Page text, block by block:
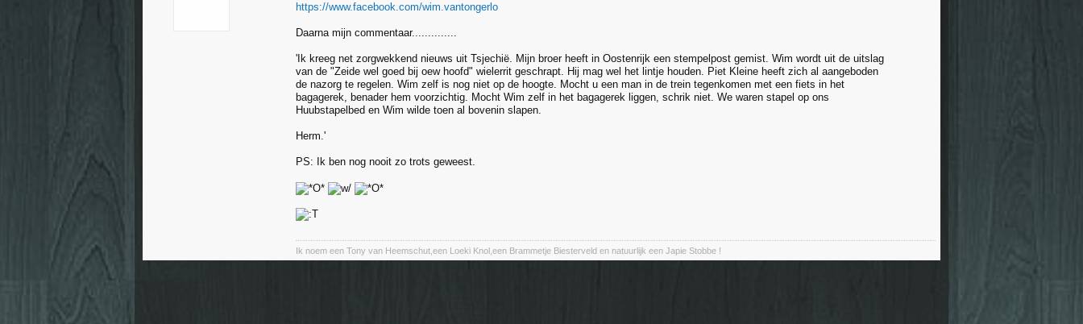
https://www.facebook.com/wim.vantongerlo
Daarna mijn commentaar..............
'Ik kreeg net zorgwekkend nieuws uit Tsjechië. Mijn broer heeft in Oostenrijk een stempelpost gemist. Wim wordt uit de uitslag
van de "Zeide wel goed bij oew hoofd" wielerrit geschrapt. Hij mag wel het lintje houden. Piet Kleine heeft zich al aangeboden
de nazorg te regelen. Wim zelf is nog niet op de hoogte. Mocht u een man in de trein tegenkomen met een fiets in het
bagagerek, benader hem voorzichtig. Mocht Wim zelf in het bagagerek liggen, schrik niet. We waren stapel op ons
Huubstapelbed en Wim wilde toen al bovenin slapen.
Herm.'
PS: Ik ben nog nooit zo trots geweest.
Ik noem een Tony van Heemschut,een Loeki Knol,een Brammetje Biesterveld en natuurlijk een Japie Stobbe !